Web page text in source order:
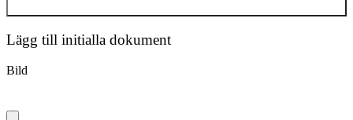
Lägg till initialla dokument
Bild